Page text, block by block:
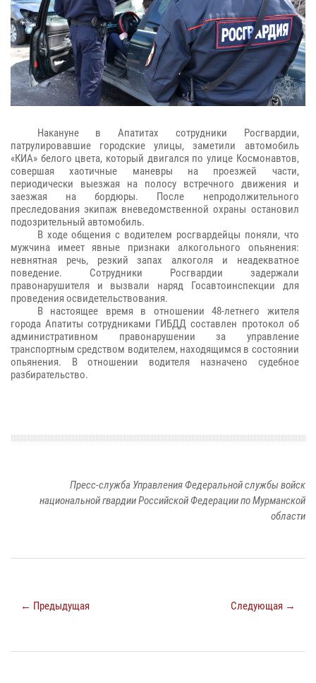
Накануне в Апатитах сотрудники Росгвардии,
патрулировавшие городские улицы, заметили автомобиль
«КИА» белого цвета, который двигался по улице Космонавтов,
совершая хаотичные маневры на проезжей части,
периодически выезжая на полосу встречного движения и
заезжая на бордюры. После непродолжительного
преследования экипаж вневедомственной охраны остановил
подозрительный автомобиль.
В ходе общения с водителем росгвардейцы поняли, что
мужчина имеет явные признаки алкогольного опьянения:
невнятная речь, резкий запах алкоголя и неадекватное
поведение. Сотрудники Росгвардии задержали
правонарушителя и вызвали наряд Госавтоинспекции для
проведения освидетельствования.
В настоящее время в отношении 48-летнего жителя
города Апатиты сотрудниками ГИБДД составлен протокол об
административном правонарушении за управление
транспортным средством водителем, находящимся в состоянии
опьянения. В отношении водителя назначено судебное
разбирательство.
Пресс-служба Управления Федеральной службы войск
национальной гвардии Российской Федерации по Мурманской
области
← Предыдущая Следующая →